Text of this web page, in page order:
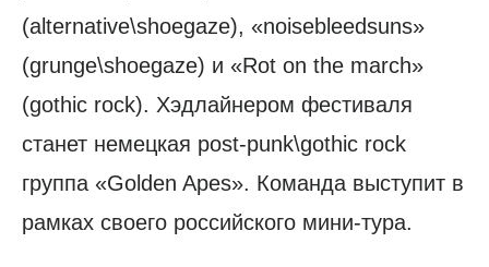
(alternative\shoegaze), «noisebleedsuns»
(grunge\shoegaze) и «Rot on the march»
(gothic rock). Хэдлайнером фестиваля
станет немецкая post-punk\gothic rock
группа «Golden Apes». Команда выступит в
рамках своего российского мини-тура.